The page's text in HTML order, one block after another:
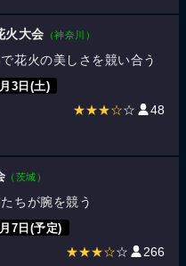
火大会 （神奈川）
花火の美しさを競い合う
3日(土)
★★★☆☆ 48
（茨城）
ちが腕を競う
7日(予定)
★★★☆☆ 266